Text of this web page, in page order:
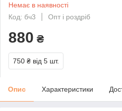
Немає в наявності
Код: бч3
Опт і роздріб
880 ₴
750 ₴ від 5 шт.
Опис Характеристики